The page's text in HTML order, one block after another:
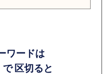
ードは
で 区切ると